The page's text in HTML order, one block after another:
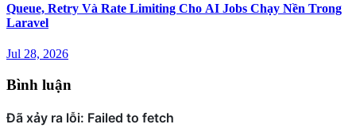
Queue, Retry Và Rate Limiting Cho AI Jobs Chạy Nền Trong
Laravel
Jul 28, 2026
Bình luận